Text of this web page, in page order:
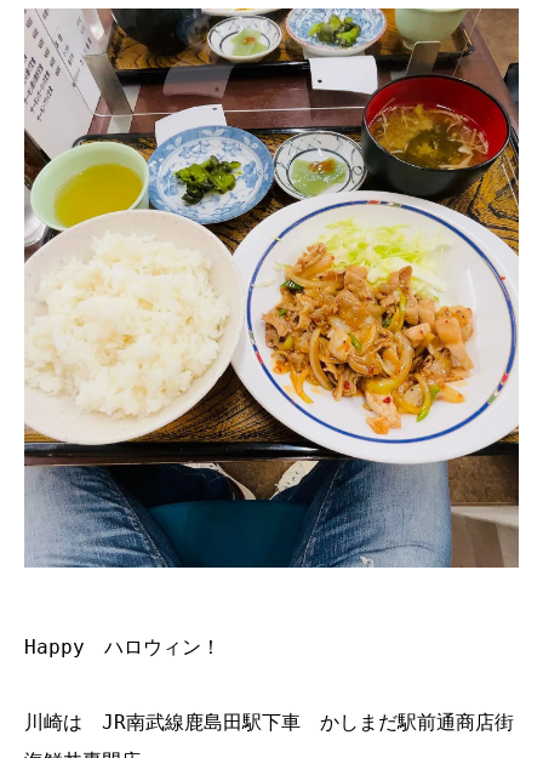
Happy ハロウィン！
川崎は JR南武線鹿島田駅下車 かしまだ駅前通商店街